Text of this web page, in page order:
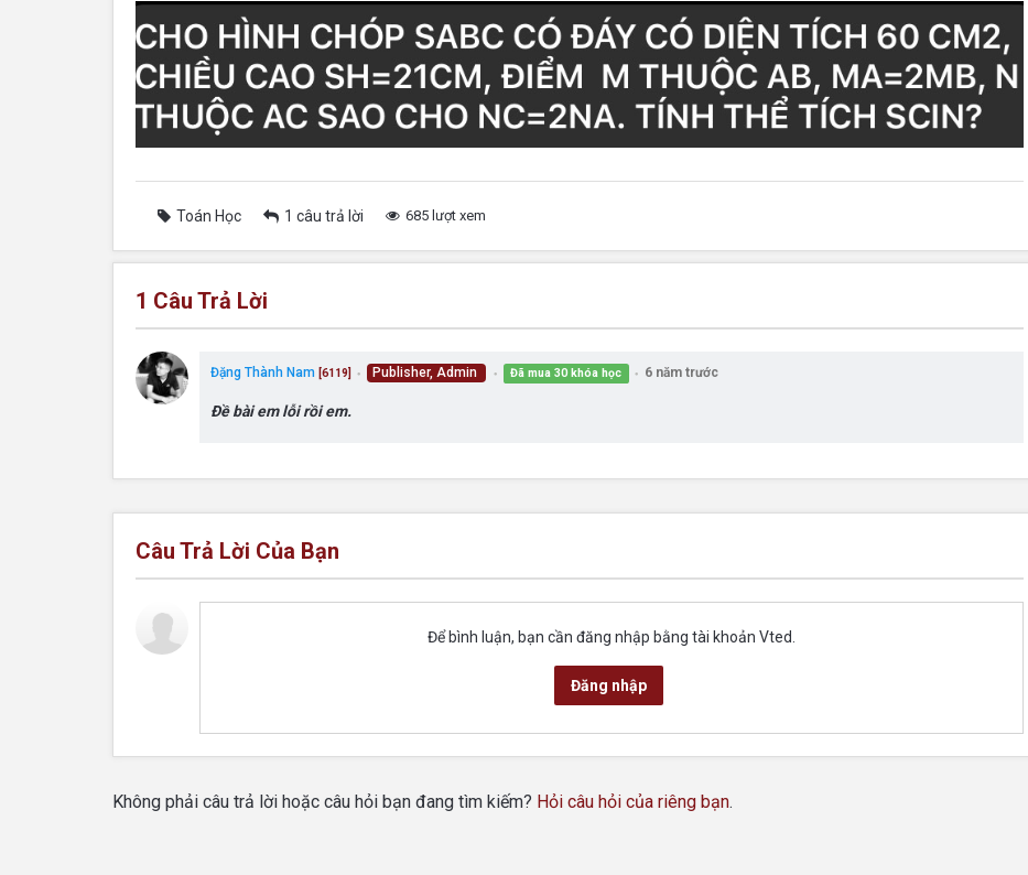
Toán Học 1 câu trả lời 685 lượt xem
1 Câu Trả Lời
Đặng Thành Nam [6119] ● Publisher, Admin ● Đã mua 30 khóa học ● 6 năm trước
Đề bài em lỗi rồi em.
Câu Trả Lời Của Bạn
Để bình luận, bạn cần đăng nhập bằng tài khoản Vted.
Đăng nhập
Không phải câu trả lời hoặc câu hỏi bạn đang tìm kiếm? Hỏi câu hỏi của riêng bạn.